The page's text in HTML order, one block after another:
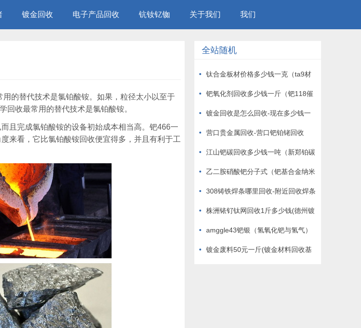
镀金回收 电子产品回收 钪钕钇铷 关于我们 我们
的替代技术是氯铂酸铵。如果，粒径太小以至于
回收最常用的替代技术是氯铂酸铵。
且完成氯铂酸铵的设备初始成本相当高。钯466一
来看，它比氯铂酸铵回收便宜得多，并且有利于工
全站随机
钛合金板材价格多少钱一克（ta9材
料回收收购）
钯氧化剂回收多少钱一斤（钯118催
化剂回收析出）
镀金回收是怎么回收-现在多少钱一
克 营口贵金属回收-营口钯铂铑回收
江山钯碳回收多少钱一吨（新郑铂碳
催化剂回收耐高温）
乙二胺硝酸钯分子式（钯基合金纳米
片）308铸铁焊条哪里回收-附近回收焊条
株洲铱钌钛网回收1斤多少钱(德州镀
铱钛板回收材料)
amggle43钯银（氢氧化钯与氢气）
镀金废料50元一斤(镀金材料回收基